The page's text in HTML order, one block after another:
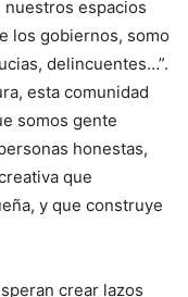
espacios
los gobiernos, somo
delincuentes…”.
esta comunidad
somos gente
honestas,
que
y que construye
crear lazos